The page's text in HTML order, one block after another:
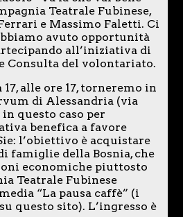
Teatrale Fubinese,
e Massimo Faletti. Ci
avuto opportunità
all’iniziativa di
Consulta del volontariato.
alle ore 17, torneremo in
di Alessandria (via
questo caso per
benefica a favore
l’obiettivo è acquistare
famiglie della Bosnia, che
economiche piuttosto
Teatrale Fubinese
“La pausa caffè” (i
questo sito). L’ingresso è